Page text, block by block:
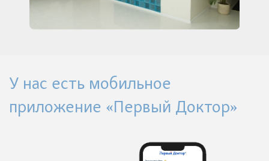
У нас есть мобильное
приложение «Первый Доктор»